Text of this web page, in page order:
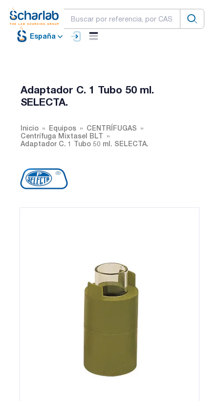
España
Adaptador C. 1 Tubo 50 ml.
SELECTA.
Inicio Equipos
CENTRÍFUGAS
Centrífuga Mixtasel BLT
Adaptador C. 1 Tubo 50 ml. SELECTA.